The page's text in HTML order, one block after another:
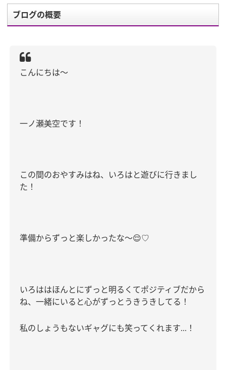
ブログの概要
こんにちは〜
一ノ瀬美空です！
この間のおやすみはね、いろはと遊びに行きまし
た！
準備からずっと楽しかったな〜😌♡
いろははほんとにずっと明るくてポジティブだから
ね、一緒にいると心がずっとうきうきしてる！
私のしょうもないギャグにも笑ってくれます... ！